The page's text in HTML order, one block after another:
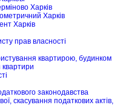
Харків
Харків
Харків
прав власності
квартирою, будинком
квартири
законодавства
скасування податкових актів,